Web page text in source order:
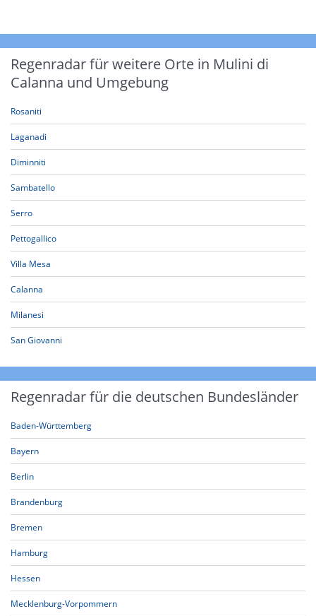
Regenradar für weitere Orte in Mulini di
Calanna und Umgebung
Rosaniti
Laganadi
Diminniti
Sambatello
Serro
Pettogallico
Villa Mesa
Calanna
Milanesi
San Giovanni
Regenradar für die deutschen Bundesländer
Baden-Württemberg
Bayern
Berlin
Brandenburg
Bremen
Hamburg
Hessen
Mecklenburg-Vorpommern